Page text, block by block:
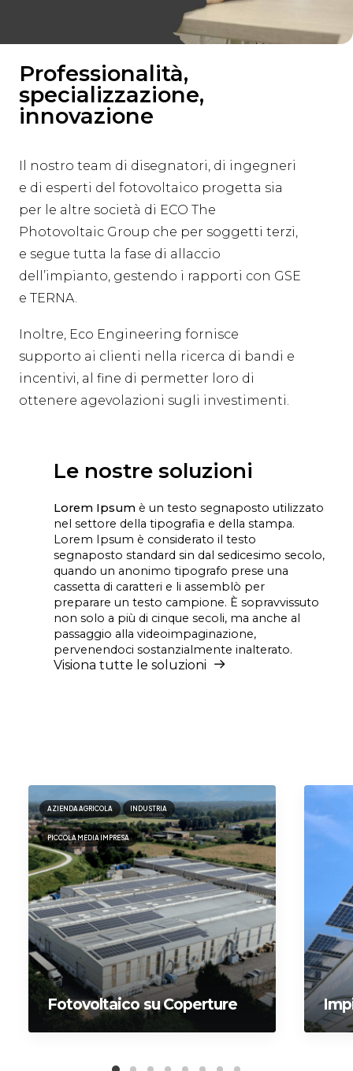
Professionalità,
specializzazione,
innovazione
Il nostro team di disegnatori, di ingegneri
e di esperti del fotovoltaico progetta sia
per le altre società di ECO The
Photovoltaic Group che per soggetti terzi,
e segue tutta la fase di allaccio
dell’impianto, gestendo i rapporti con GSE
e TERNA.
Inoltre, Eco Engineering fornisce
supporto ai clienti nella ricerca di bandi e
incentivi, al fine di permetter loro di
ottenere agevolazioni sugli investimenti.
Le nostre soluzioni
Lorem Ipsum è un testo segnaposto utilizzato
nel settore della tipografia e della stampa.
Lorem Ipsum è considerato il testo
segnaposto standard sin dal sedicesimo secolo,
quando un anonimo tipografo prese una
cassetta di caratteri e li assemblò per
preparare un testo campione. È sopravvissuto
non solo a più di cinque secoli, ma anche al
passaggio alla videoimpaginazione,
pervenendoci sostanzialmente inalterato.
Visiona tutte le soluzioni
AZIENDA AGRICOLA INDUSTRIA
PICCOLA MEDIA IMPRESA
Fotovoltaico su Coperture